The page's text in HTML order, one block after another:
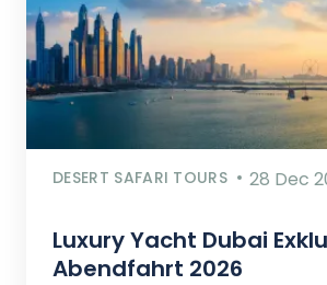
DESERT SAFARI TOURS 28 Dec
Luxury Yacht Dubai
Abendfahrt 2026